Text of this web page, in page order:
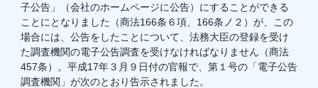
子公告」（会社のホームページに公告）にすることができる
ことにとなりました（商法166条６項、166条ノ２）が、この
場合には、公告をしたことについて、法務大臣の登録を受け
た調査機関の電子公告調査を受けなければなりません（商法
457条）。平成17年３月９日付の官報で、第１号の「電子公告
調査機関」が次のとおり告示されました。